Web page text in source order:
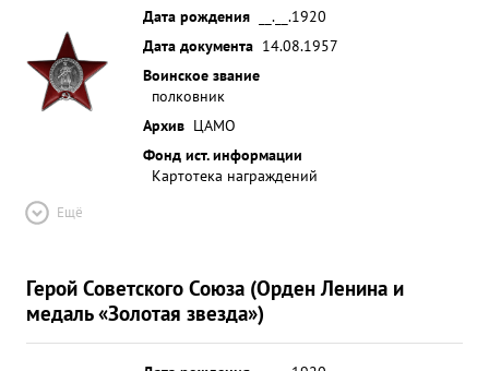
Дата рождения
__.__.1920
Дата документа 14.08.1957
Воинское звание
полковник
Архив ЦАМО
Фонд ист. информации
Картотека награждений
Ещё
Герой Советского Союза (Орден Ленина и
медаль «Золотая звезда»)